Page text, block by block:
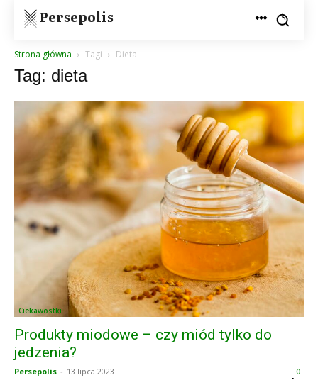
Persepolis
Strona główna Tagi Dieta
Tag: dieta
Ciekawostki
Produkty miodowe – czy miód tylko do
jedzenia?
Persepolis - 13 lipca 2023 0